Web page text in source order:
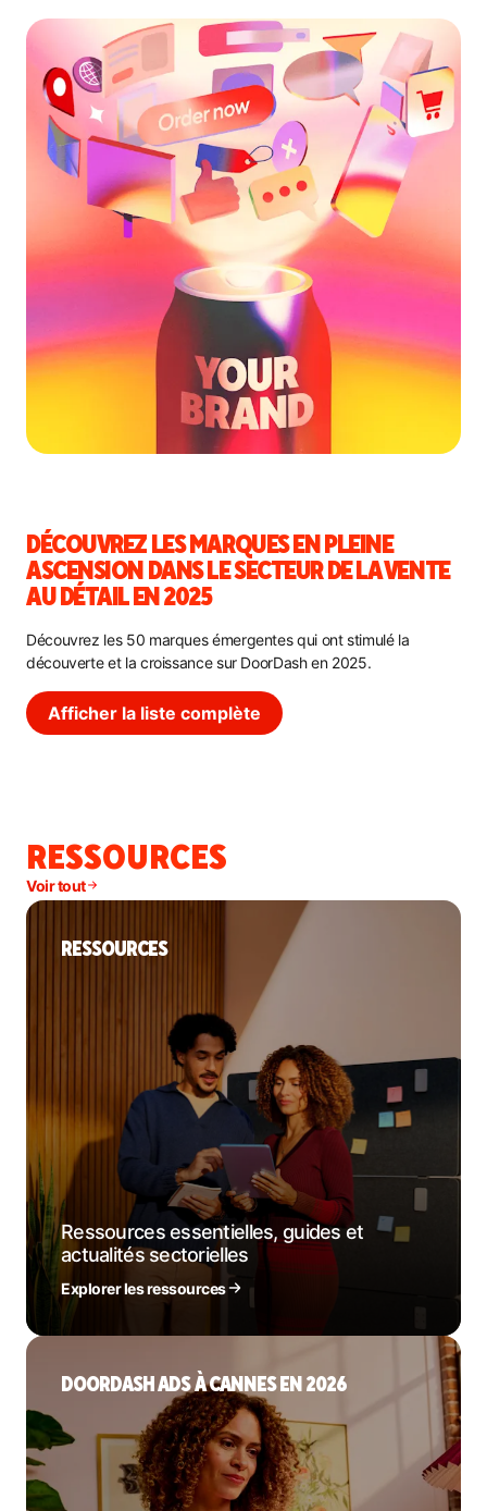
DÉCOUVREZ LES MARQUES EN PLEINE
ASCENSION DANS LE SECTEUR DE LA VENTE
AU DÉTAIL EN 2025
Découvrez les 50 marques émergentes qui ont stimulé la
découverte et la croissance sur DoorDash en 2025.
Afficher la liste complète
RESSOURCES
Voir tout
RESSOURCES
Ressources essentielles, guides et
actualités sectorielles
Explorer les ressources
DOORDASH ADS À CANNES EN 2026